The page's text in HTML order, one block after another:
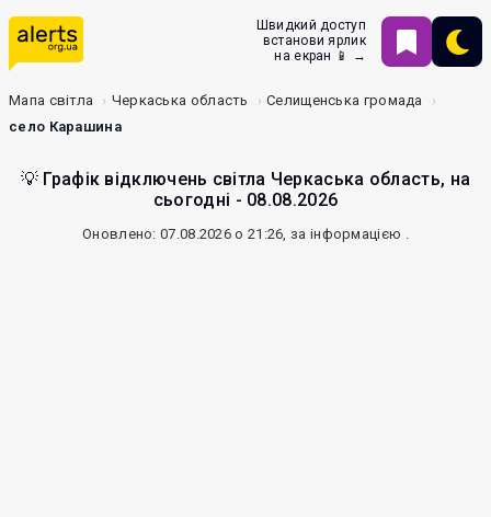
Швидкий доступ
встанови ярлик
на екран 📱 →
Мапа світла Черкаська область
Селищенська громада
село Карашина
💡 Графік відключень світла Черкаська область, на
сьогодні - 08.08.2026
Оновлено: 07.08.2026 о 21:26, за інформацією .